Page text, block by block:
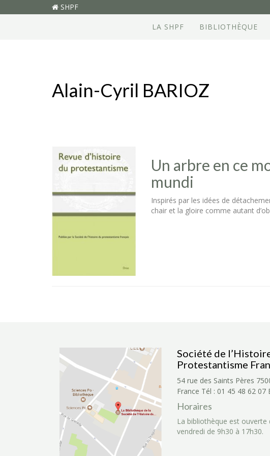
SHPF
LA SHPF
BIBLIOTHÈQUE
Alain-Cyril BARIOZ
Un arbre en ce
mundi
Inspirés par les idées de
chair et la gloire comme autant
Société de
Protestantisme
54 rue des Saints Pères
France Tél : 01 45 48 62 07
Horaires
La bibliothèque est ouverte
vendredi de 9h30 à 17h30.